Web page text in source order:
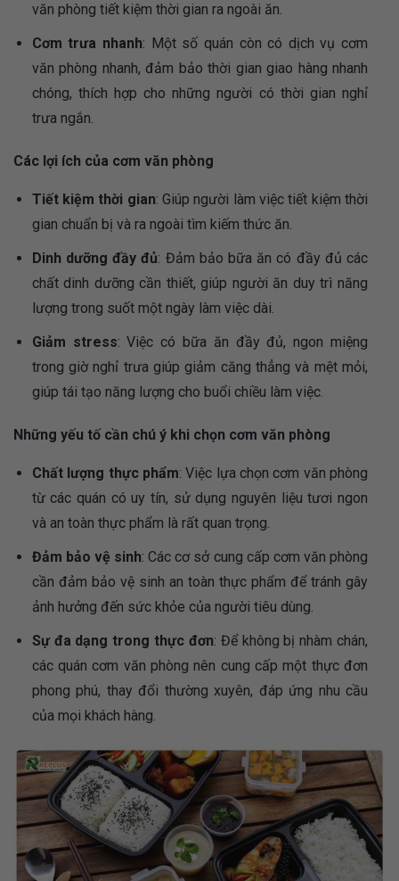
văn phòng tiết kiệm thời gian ra ngoài ăn.
Cơm trưa nhanh: Một số quán còn có dịch vụ cơm
văn phòng nhanh, đảm bảo thời gian giao hàng nhanh
chóng, thích hợp cho những người có thời gian nghỉ
trưa ngắn.
Các lợi ích của cơm văn phòng
Tiết kiệm thời gian: Giúp người làm việc tiết kiệm thời
gian chuẩn bị và ra ngoài tìm kiếm thức ăn.
Dinh dưỡng đầy đủ: Đảm bảo bữa ăn có đầy đủ các
chất dinh dưỡng cần thiết, giúp người ăn duy trì năng
lượng trong suốt một ngày làm việc dài.
Giảm stress: Việc có bữa ăn đầy đủ, ngon miệng
trong giờ nghỉ trưa giúp giảm căng thẳng và mệt mỏi,
giúp tái tạo năng lượng cho buổi chiều làm việc.
Những yếu tố cần chú ý khi chọn cơm văn phòng
Chất lượng thực phẩm: Việc lựa chọn cơm văn phòng
từ các quán có uy tín, sử dụng nguyên liệu tươi ngon
và an toàn thực phẩm là rất quan trọng.
Đảm bảo vệ sinh: Các cơ sở cung cấp cơm văn phòng
cần đảm bảo vệ sinh an toàn thực phẩm để tránh gây
ảnh hưởng đến sức khỏe của người tiêu dùng.
Sự đa dạng trong thực đơn: Để không bị nhàm chán,
các quán cơm văn phòng nên cung cấp một thực đơn
phong phú, thay đổi thường xuyên, đáp ứng nhu cầu
của mọi khách hàng.